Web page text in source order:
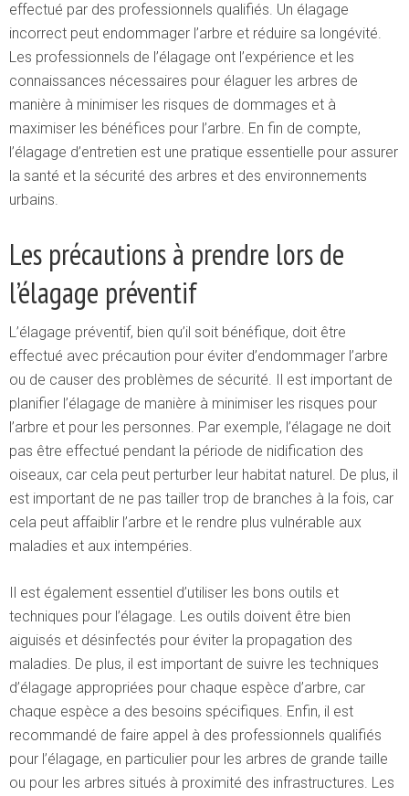
effectué par des professionnels qualifiés. Un élagage
incorrect peut endommager l’arbre et réduire sa longévité.
Les professionnels de l’élagage ont l’expérience et les
connaissances nécessaires pour élaguer les arbres de
manière à minimiser les risques de dommages et à
maximiser les bénéfices pour l’arbre. En fin de compte,
l’élagage d’entretien est une pratique essentielle pour assurer
la santé et la sécurité des arbres et des environnements
urbains.
Les précautions à prendre lors de
l’élagage préventif
L’élagage préventif, bien qu’il soit bénéfique, doit être
effectué avec précaution pour éviter d’endommager l’arbre
ou de causer des problèmes de sécurité. Il est important de
planifier l’élagage de manière à minimiser les risques pour
l’arbre et pour les personnes. Par exemple, l’élagage ne doit
pas être effectué pendant la période de nidification des
oiseaux, car cela peut perturber leur habitat naturel. De plus, il
est important de ne pas tailler trop de branches à la fois, car
cela peut affaiblir l’arbre et le rendre plus vulnérable aux
maladies et aux intempéries.
Il est également essentiel d’utiliser les bons outils et
techniques pour l’élagage. Les outils doivent être bien
aiguisés et désinfectés pour éviter la propagation des
maladies. De plus, il est important de suivre les techniques
d’élagage appropriées pour chaque espèce d’arbre, car
chaque espèce a des besoins spécifiques. Enfin, il est
recommandé de faire appel à des professionnels qualifiés
pour l’élagage, en particulier pour les arbres de grande taille
ou pour les arbres situés à proximité des infrastructures. Les